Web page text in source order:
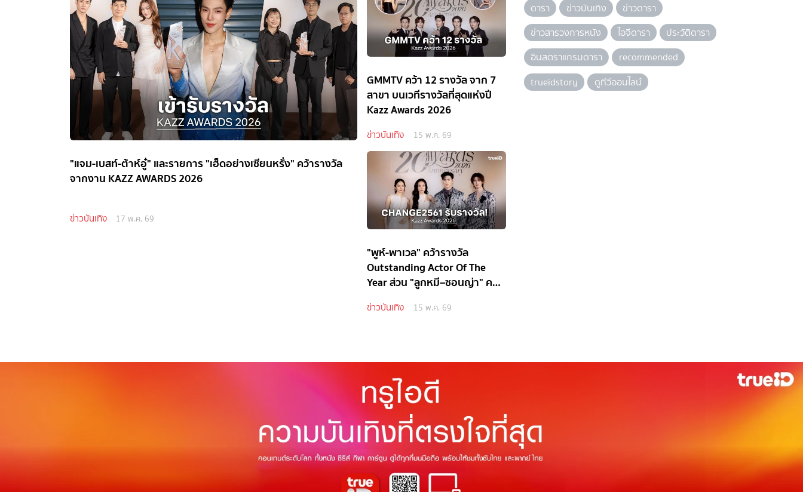
"แจม-เบสท์-ต้าห์อู๋" และรายการ "เฮ็ดอย่างเซียนหรั่ง" คว้ารางวัล
จากงาน KAZZ AWARDS 2026
ข่าวบันเทิง 17 พ.ค. 69
GMMTV คว้า 12 รางวัล จาก 7
สาขา บนเวทีรางวัลที่สุดแห่งปี
Kazz Awards 2026
ข่าวบันเทิง 15 พ.ค. 69
"พูห์-พาเวล" คว้ารางวัล
Outstanding Actor Of The
Year ส่วน "ลูกหมี–ซอนญ่า" คว้า
Year ในงาน Kazz Awards 2026
ข่าวบันเทิง 15 พ.ค. 69
ดารา ข่าวบันเทิง
ข่าวดารา
ข่าวสารวงการหนัง
ไอจีดารา
ประวัติดารา
อินสตราแกรมดารา
recommended
trueidstory
ดูทีวีออนไลน์